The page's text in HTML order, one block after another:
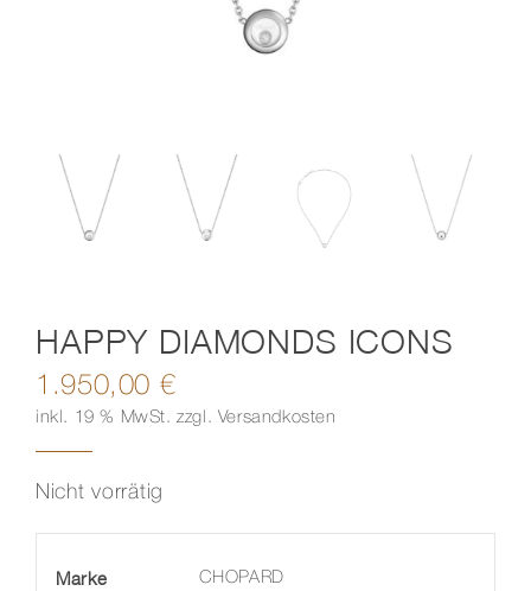
HAPPY DIAMONDS ICONS
1.950,00 €
inkl. 19 % MwSt. zzgl. Versandkosten
Nicht vorrätig
Marke CHOPARD